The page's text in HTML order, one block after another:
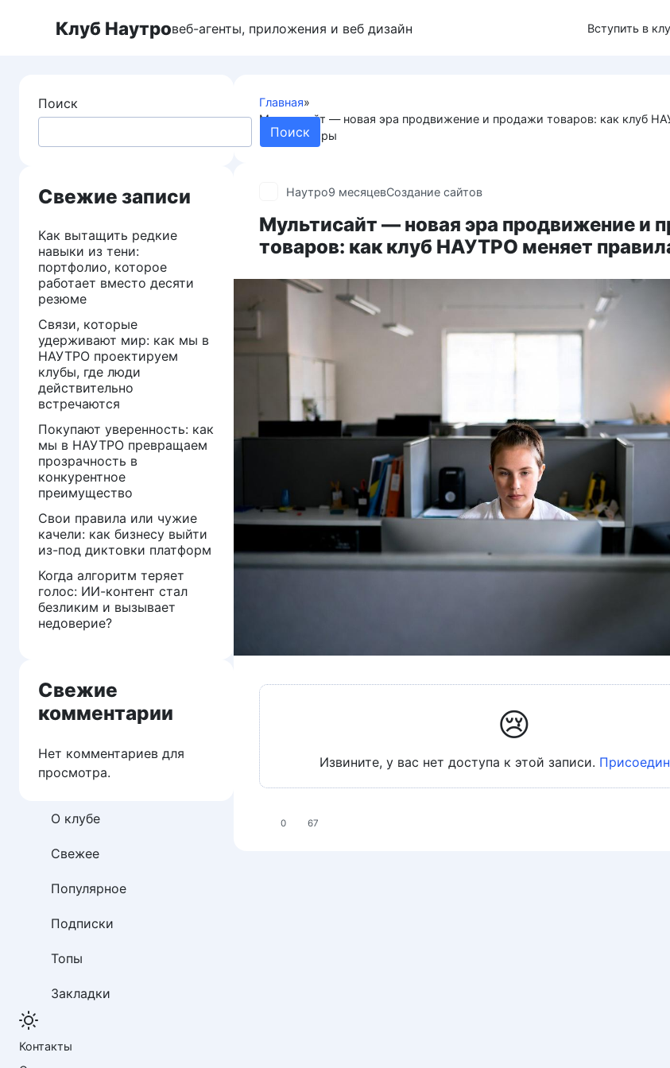
Клуб Наутровеб-агенты, приложения и веб дизайн Вступить в
Главная»
Мультисайт — новая эра продвижение и продажи товаров: как клуб
правила игры
Наутро9 месяцевСоздание сайтов
Мультисайт — новая эра продвижение и
товаров: как клуб НАУТРО меняет
😢
Извините, у вас нет доступа к этой записи.
0 67
Поиск
Поиск
Свежие записи
Как вытащить редкие
навыки из тени:
портфолио, которое
работает вместо десяти
резюме
Связи, которые
удерживают мир: как мы в
НАУТРО проектируем
клубы, где люди
действительно
встречаются
Покупают уверенность: как
мы в НАУТРО превращаем
прозрачность в
конкурентное
преимущество
Свои правила или чужие
качели: как бизнесу выйти
из-под диктовки платформ
Когда алгоритм теряет
голос: ИИ-контент стал
безликим и вызывает
недоверие?
Свежие
комментарии
Нет комментариев для
просмотра.
О клубе
Свежее
Популярное
Подписки
Топы
Закладки
Контакты